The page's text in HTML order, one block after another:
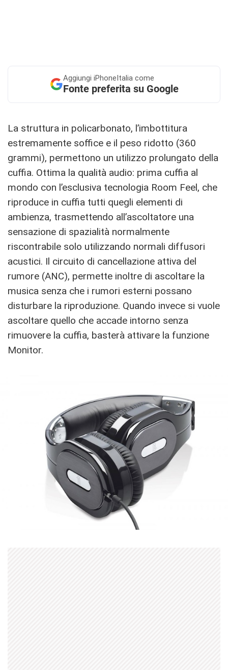
Aggiungi iPhoneItalia come
Fonte preferita su Google
La struttura in policarbonato, l’imbottitura
estremamente soffice e il peso ridotto (360
grammi), permettono un utilizzo prolungato della
cuffia. Ottima la qualità audio: prima cuffia al
mondo con l’esclusiva tecnologia Room Feel, che
riproduce in cuffia tutti quegli elementi di
ambienza, trasmettendo all’ascoltatore una
sensazione di spazialità normalmente
riscontrabile solo utilizzando normali diffusori
acustici. Il circuito di cancellazione attiva del
rumore (ANC), permette inoltre di ascoltare la
musica senza che i rumori esterni possano
disturbare la riproduzione. Quando invece si vuole
ascoltare quello che accade intorno senza
rimuovere la cuffia, basterà attivare la funzione
Monitor.